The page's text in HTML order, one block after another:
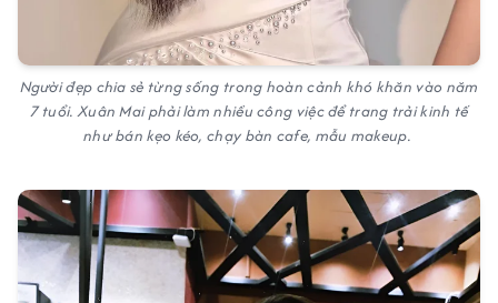
Người đẹp chia sẻ từng sống trong hoàn cảnh khó khăn vào năm
7 tuổi. Xuân Mai phải làm nhiều công việc để trang trải kinh tế
như bán kẹo kéo, chạy bàn cafe, mẫu makeup.